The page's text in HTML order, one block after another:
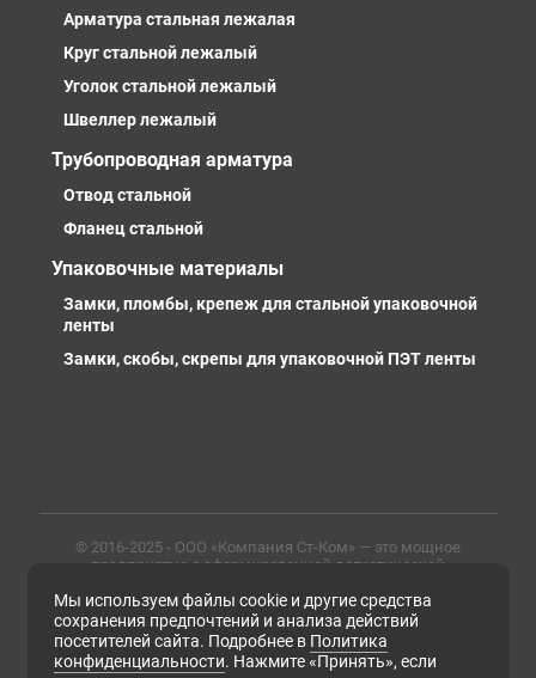
Арматура стальная лежалая
Круг стальной лежалый
Уголок стальной лежалый
Швеллер лежалый
Трубопроводная арматура
Отвод стальной
Фланец стальной
Упаковочные материалы
Замки, пломбы, крепеж для стальной упаковочной
ленты
Замки, скобы, скрепы для упаковочной ПЭТ ленты
© 2016-2025 - ООО «Компания Ст-Ком» — это мощное
предприятие с сформированной логистической
профессиональными сотрудниками. Предлагаем
металлопрокат любых марок, типов и размеров с
доставкой в России и СНГ
ИНН 6679102638, ОГРН 1169658133171
Мы используем файлы cookie и другие средства
сохранения предпочтений и анализа действий
посетителей сайта. Подробнее в Политика
конфиденциальности. Нажмите «Принять», если